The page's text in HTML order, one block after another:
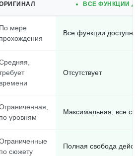
ВСЕ ФУНКЦИИ
По мере
прохождения
Все функции
времени
Отсутствует
по уровням
Максимальная, все
по сюжету
Полная свобода